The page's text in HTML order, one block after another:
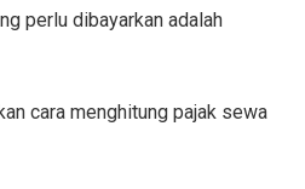
perlu dibayarkan adalah
cara menghitung pajak sewa